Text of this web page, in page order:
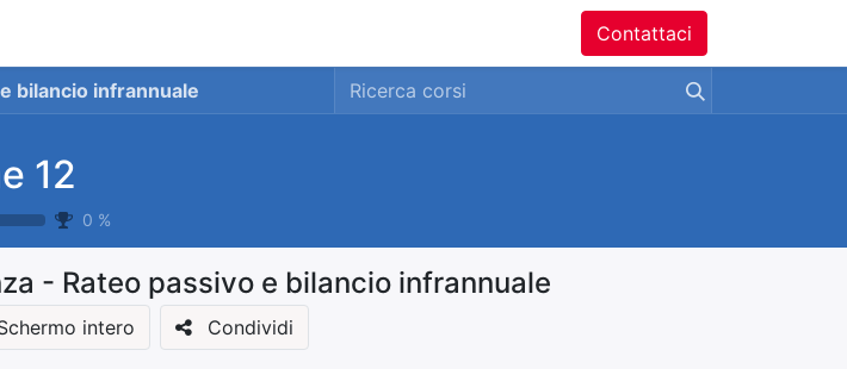
Contattaci
bilancio infrannuale
12
0 %
- Rateo passivo e bilancio infrannuale
intero Condividi